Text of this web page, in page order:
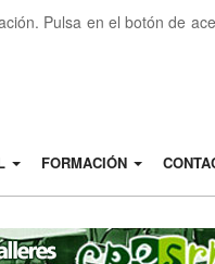
Pulsa en el botón de
FORMACIÓN